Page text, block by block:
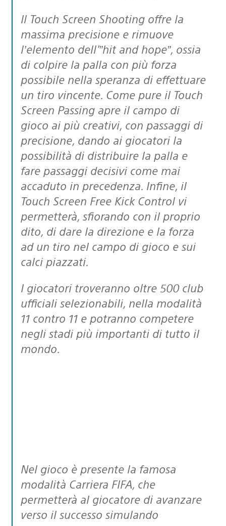
Il Touch Screen Shooting offre la
massima precisione e rimuove
l’elemento dell'”hit and hope”, ossia
di colpire la palla con più forza
possibile nella speranza di effettuare
un tiro vincente. Come pure il Touch
Screen Passing apre il campo di
gioco ai più creativi, con passaggi di
precisione, dando ai giocatori la
possibilità di distribuire la palla e
fare passaggi decisivi come mai
accaduto in precedenza. Infine, il
Touch Screen Free Kick Control vi
permetterà, sfiorando con il proprio
dito, di dare la direzione e la forza
ad un tiro nel campo di gioco e sui
calci piazzati.
I giocatori troveranno oltre 500 club
ufficiali selezionabili, nella modalità
11 contro 11 e potranno competere
negli stadi più importanti di tutto il
mondo.
Nel gioco è presente la famosa
modalità Carriera FIFA, che
permetterà al giocatore di avanzare
verso il successo simulando